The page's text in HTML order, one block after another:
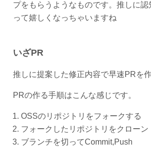
プをもらうようなものです。推しに
って嬉しくなっちゃいますね
いざPR
推しに提案した修正内容で早速PRを作
PRの作る手順はこんな感じです。
OSSのリポジトリをフォークする
フォークしたリポジトリをクローン
ブランチを切ってCommit,Push